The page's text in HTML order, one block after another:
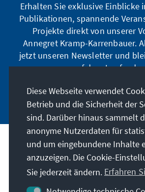
Erhalten Sie exklusive Einblicke
Publikationen, spannende
Projekte direkt von unserer
Annegret Kramp-Karrenbauer.
jetzt unseren Newsletter und
auf dem
Jetzt
Unser Auftrag
Kontakt
Diese Webseite verwendet
Betrieb und die Sicherheit der
sind. Darüber hinaus sammelt
anonyme Nutzerdaten für
und um eingebundene Inhalte
anzuzeigen. Die Cookie-
Sie jederzeit ändern. Erfahren